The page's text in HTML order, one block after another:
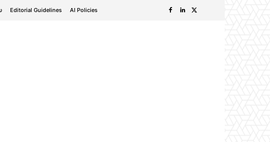
Editorial Guidelines AI Policies